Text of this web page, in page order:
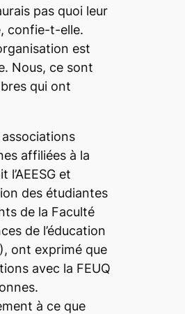
pas quoi leur
confie-t-elle.
est
Nous, ce sont
qui ont
affiliées à la
l’AEESG et
des étudiantes
de la Faculté
de l’éducation
ont exprimé que
avec la FEUQ
à ce que